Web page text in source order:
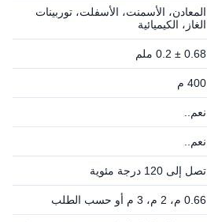
المعادن، الأسمنت، الأسفلت، توربينات
الغاز، الكيميائية
0.68 ± 0.2 ملم
400 م
نعم..
نعم..
تصل إلى 120 درجة مئوية
0.66 م، 2 م، 3 م أو حسب الطلب